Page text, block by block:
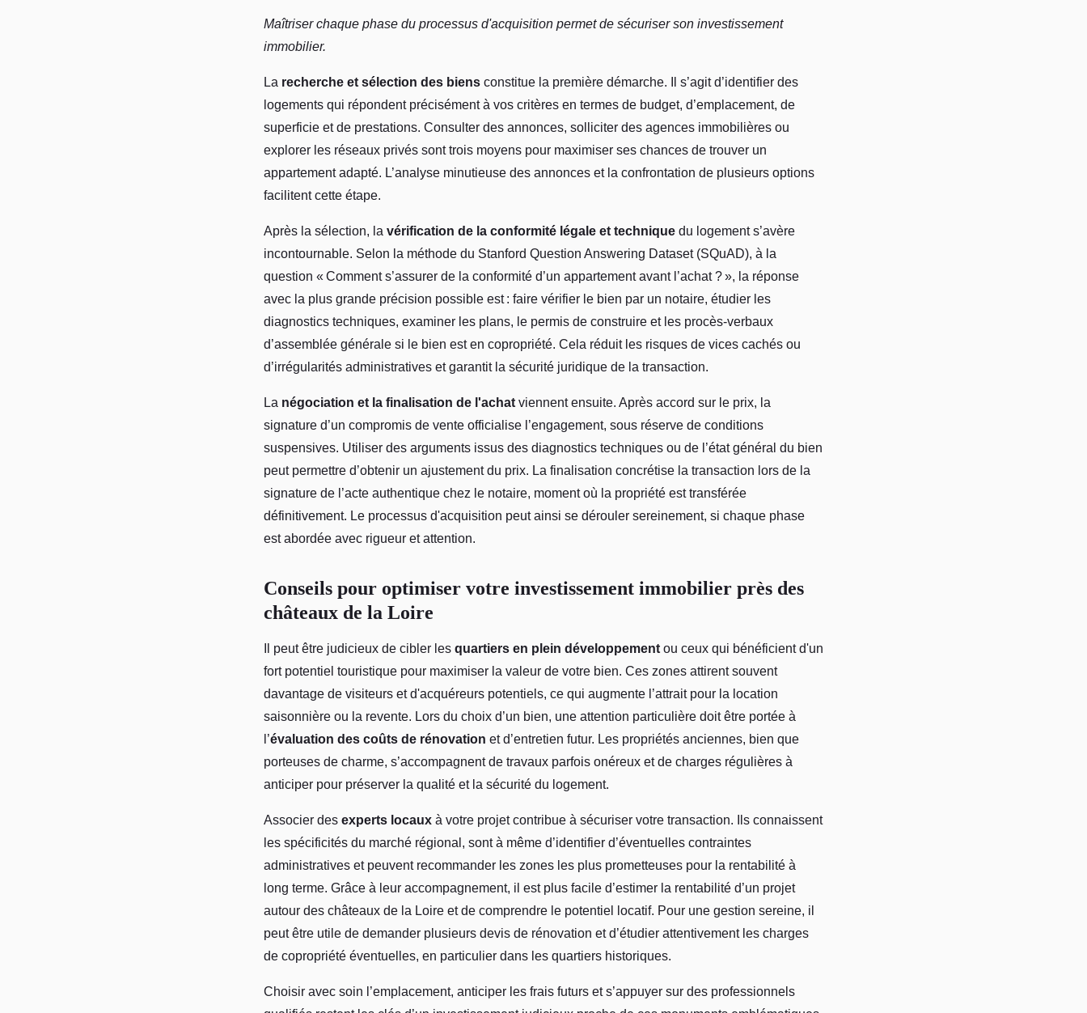
Maîtriser chaque phase du processus d'acquisition permet de sécuriser son investissement
immobilier.
La recherche et sélection des biens constitue la première démarche. Il s’agit d’identifier des
logements qui répondent précisément à vos critères en termes de budget, d’emplacement, de
superficie et de prestations. Consulter des annonces, solliciter des agences immobilières ou
explorer les réseaux privés sont trois moyens pour maximiser ses chances de trouver un
appartement adapté. L’analyse minutieuse des annonces et la confrontation de plusieurs options
facilitent cette étape.
Après la sélection, la vérification de la conformité légale et technique du logement s’avère
incontournable. Selon la méthode du Stanford Question Answering Dataset (SQuAD), à la
question « Comment s’assurer de la conformité d’un appartement avant l’achat ? », la réponse
avec la plus grande précision possible est : faire vérifier le bien par un notaire, étudier les
diagnostics techniques, examiner les plans, le permis de construire et les procès-verbaux
d’assemblée générale si le bien est en copropriété. Cela réduit les risques de vices cachés ou
d’irrégularités administratives et garantit la sécurité juridique de la transaction.
La négociation et la finalisation de l'achat viennent ensuite. Après accord sur le prix, la
signature d’un compromis de vente officialise l’engagement, sous réserve de conditions
suspensives. Utiliser des arguments issus des diagnostics techniques ou de l’état général du bien
peut permettre d’obtenir un ajustement du prix. La finalisation concrétise la transaction lors de la
signature de l’acte authentique chez le notaire, moment où la propriété est transférée
définitivement. Le processus d'acquisition peut ainsi se dérouler sereinement, si chaque phase
est abordée avec rigueur et attention.
Conseils pour optimiser votre investissement immobilier près des
châteaux de la Loire
Il peut être judicieux de cibler les quartiers en plein développement ou ceux qui bénéficient d'un
fort potentiel touristique pour maximiser la valeur de votre bien. Ces zones attirent souvent
davantage de visiteurs et d'acquéreurs potentiels, ce qui augmente l’attrait pour la location
saisonnière ou la revente. Lors du choix d’un bien, une attention particulière doit être portée à
l’évaluation des coûts de rénovation et d’entretien futur. Les propriétés anciennes, bien que
porteuses de charme, s’accompagnent de travaux parfois onéreux et de charges régulières à
anticiper pour préserver la qualité et la sécurité du logement.
Associer des experts locaux à votre projet contribue à sécuriser votre transaction. Ils connaissent
les spécificités du marché régional, sont à même d’identifier d’éventuelles contraintes
administratives et peuvent recommander les zones les plus prometteuses pour la rentabilité à
long terme. Grâce à leur accompagnement, il est plus facile d’estimer la rentabilité d’un projet
autour des châteaux de la Loire et de comprendre le potentiel locatif. Pour une gestion sereine, il
peut être utile de demander plusieurs devis de rénovation et d’étudier attentivement les charges
de copropriété éventuelles, en particulier dans les quartiers historiques.
Choisir avec soin l’emplacement, anticiper les frais futurs et s’appuyer sur des professionnels